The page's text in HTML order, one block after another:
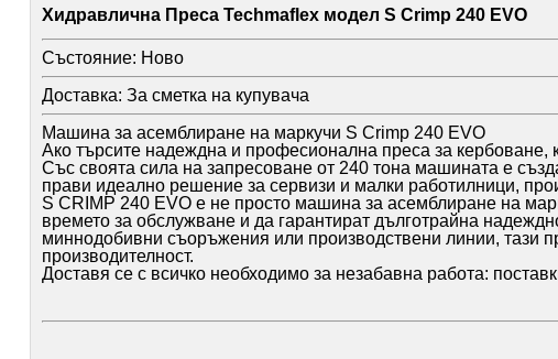
Хидравлична Преса Techmaflex модел S Crimp 240 EVO
Състояние: Ново
Доставка: За сметка на купувача
Машина за асемблиране на маркучи S Crimp 240 EVO
Ако търсите надеждна и професионална преса за кербоване,
Със своята сила на запресоване от 240 тона машината е
прави идеално решение за сервизи и малки работилници,
S CRIMP 240 EVO е не просто машина за асемблиране на
времето за обслужване и да гарантират дълготрайна
миннодобивни съоръжения или производствени линии, тази
производителност.
Доставя се с всичко необходимо за незабавна работа:
хидравлични и индустриални маркучи, накрайници,
за серийно производство хидравлични маркучи, маркучи